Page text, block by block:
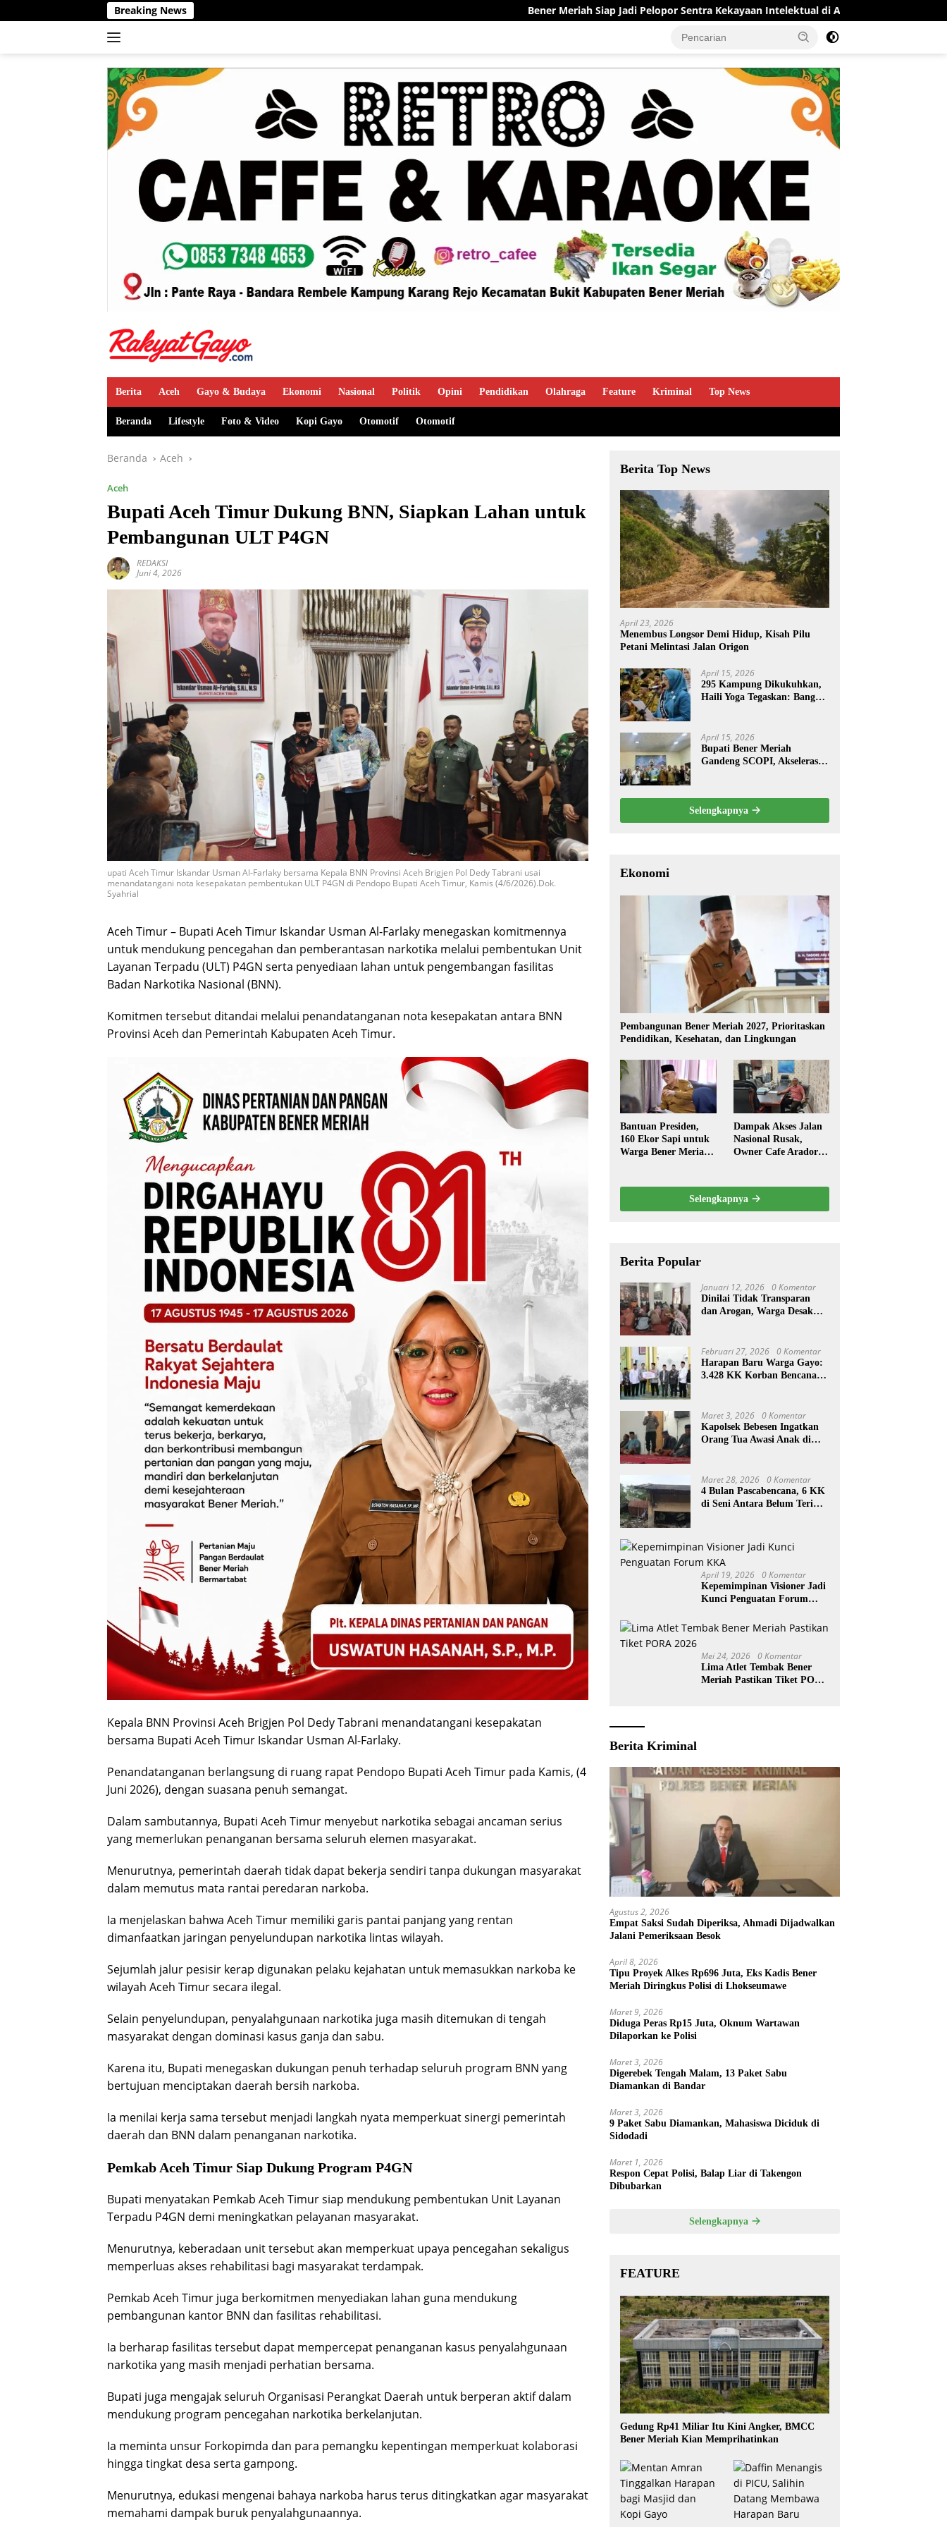
ke
Breaking News Bener Meriah Siap Jadi Pelopor Sentra Kekayaan Intelektual di Aceh RSUD Munyang Kute
Berita Aceh Gayo & Budaya Ekonomi Nasional Politik Opini Pendidikan Olahraga Feature Kriminal Top News
Beranda Lifestyle Foto & Video Kopi Gayo Otomotif Otomotif
Beranda Aceh
Aceh
Bupati Aceh Timur Dukung BNN, Siapkan Lahan untuk
Pembangunan ULT P4GN
REDAKSI
Juni 4, 2026
upati Aceh Timur Iskandar Usman Al-Farlaky bersama Kepala BNN Provinsi Aceh Brigjen Pol Dedy Tabrani usai
menandatangani nota kesepakatan pembentukan ULT P4GN di Pendopo Bupati Aceh Timur, Kamis (4/6/2026).Dok.
Syahrial
Aceh Timur – Bupati Aceh Timur Iskandar Usman Al-Farlaky menegaskan komitmennya
untuk mendukung pencegahan dan pemberantasan narkotika melalui pembentukan Unit
Layanan Terpadu (ULT) P4GN serta penyediaan lahan untuk pengembangan fasilitas
Badan Narkotika Nasional (BNN).
Komitmen tersebut ditandai melalui penandatanganan nota kesepakatan antara BNN
Provinsi Aceh dan Pemerintah Kabupaten Aceh Timur.
Kepala BNN Provinsi Aceh Brigjen Pol Dedy Tabrani menandatangani kesepakatan
bersama Bupati Aceh Timur Iskandar Usman Al-Farlaky.
Penandatanganan berlangsung di ruang rapat Pendopo Bupati Aceh Timur pada Kamis, (4
Juni 2026), dengan suasana penuh semangat.
Dalam sambutannya, Bupati Aceh Timur menyebut narkotika sebagai ancaman serius
yang memerlukan penanganan bersama seluruh elemen masyarakat.
Menurutnya, pemerintah daerah tidak dapat bekerja sendiri tanpa dukungan masyarakat
dalam memutus mata rantai peredaran narkoba.
Ia menjelaskan bahwa Aceh Timur memiliki garis pantai panjang yang rentan
dimanfaatkan jaringan penyelundupan narkotika lintas wilayah.
Sejumlah jalur pesisir kerap digunakan pelaku kejahatan untuk memasukkan narkoba ke
wilayah Aceh Timur secara ilegal.
Selain penyelundupan, penyalahgunaan narkotika juga masih ditemukan di tengah
masyarakat dengan dominasi kasus ganja dan sabu.
Karena itu, Bupati menegaskan dukungan penuh terhadap seluruh program BNN yang
bertujuan menciptakan daerah bersih narkoba.
Ia menilai kerja sama tersebut menjadi langkah nyata memperkuat sinergi pemerintah
daerah dan BNN dalam penanganan narkotika.
Pemkab Aceh Timur Siap Dukung Program P4GN
Bupati menyatakan Pemkab Aceh Timur siap mendukung pembentukan Unit Layanan
Terpadu P4GN demi meningkatkan pelayanan masyarakat.
Menurutnya, keberadaan unit tersebut akan memperkuat upaya pencegahan sekaligus
memperluas akses rehabilitasi bagi masyarakat terdampak.
Pemkab Aceh Timur juga berkomitmen menyediakan lahan guna mendukung
pembangunan kantor BNN dan fasilitas rehabilitasi.
Ia berharap fasilitas tersebut dapat mempercepat penanganan kasus penyalahgunaan
narkotika yang masih menjadi perhatian bersama.
Bupati juga mengajak seluruh Organisasi Perangkat Daerah untuk berperan aktif dalam
mendukung program pencegahan narkotika berkelanjutan.
Ia meminta unsur Forkopimda dan para pemangku kepentingan memperkuat kolaborasi
hingga tingkat desa serta gampong.
Menurutnya, edukasi mengenai bahaya narkoba harus terus ditingkatkan agar masyarakat
memahami dampak buruk penyalahgunaannya.
Berita Top News
April 23, 2026
Menembus Longsor Demi Hidup, Kisah Pilu
Petani Melintasi Jalan Origon
April 15, 2026
295 Kampung Dikukuhkan,
Haili Yoga Tegaskan: Bangun
April 15, 2026
Bupati Bener Meriah
Gandeng SCOPI, Akselerasi
Selengkapnya
Ekonomi
Pembangunan Bener Meriah 2027, Prioritaskan
Pendidikan, Kesehatan, dan Lingkungan
Bantuan Presiden,
160 Ekor Sapi untuk
Warga Bener Meriah
Dampak Akses Jalan
Nasional Rusak,
Owner Cafe Arador
Selengkapnya
Berita Popular
Januari 12, 2026 0 Komentar
Dinilai Tidak Transparan
dan Arogan, Warga Desak
Februari 27, 2026 0 Komentar
Harapan Baru Warga Gayo:
3.428 KK Korban Bencana
Maret 3, 2026 0 Komentar
Kapolsek Bebesen Ingatkan
Orang Tua Awasi Anak di
Maret 28, 2026 0 Komentar
4 Bulan Pascabencana, 6 KK
di Seni Antara Belum Terima
April 19, 2026 0 Komentar
Kepemimpinan Visioner Jadi
Kunci Penguatan Forum
Mei 24, 2026 0 Komentar
Lima Atlet Tembak Bener
Meriah Pastikan Tiket PORA
Berita Kriminal
Agustus 2, 2026
Empat Saksi Sudah Diperiksa, Ahmadi Dijadwalkan
Jalani Pemeriksaan Besok
April 8, 2026
Tipu Proyek Alkes Rp696 Juta, Eks Kadis Bener
Meriah Diringkus Polisi di Lhokseumawe
Maret 9, 2026
Diduga Peras Rp15 Juta, Oknum Wartawan
Dilaporkan ke Polisi
Maret 3, 2026
Digerebek Tengah Malam, 13 Paket Sabu
Diamankan di Bandar
Maret 3, 2026
9 Paket Sabu Diamankan, Mahasiswa Diciduk di
Sidodadi
Maret 1, 2026
Respon Cepat Polisi, Balap Liar di Takengon
Dibubarkan
Selengkapnya
FEATURE
Gedung Rp41 Miliar Itu Kini Angker, BMCC
Bener Meriah Kian Memprihatinkan